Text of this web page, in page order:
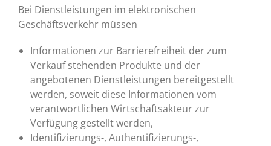
Bei Dienstleistungen im elektronischen
Geschäftsverkehr müssen
Informationen zur Barrierefreiheit der zum
Verkauf stehenden Produkte und der
angebotenen Dienstleistungen bereitgestellt
werden, soweit diese Informationen vom
verantwortlichen Wirtschaftsakteur zur
Verfügung gestellt werden,
Identifizierungs-, Authentifizierungs-,